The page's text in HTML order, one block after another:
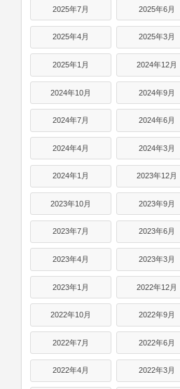
2025年7月 2025年6月
2025年4月 2025年3月
2025年1月 2024年12月
2024年10月 2024年9月
2024年7月 2024年6月
2024年4月 2024年3月
2024年1月 2023年12月
2023年10月 2023年9月
2023年7月 2023年6月
2023年4月 2023年3月
2023年1月 2022年12月
2022年10月 2022年9月
2022年7月 2022年6月
2022年4月 2022年3月